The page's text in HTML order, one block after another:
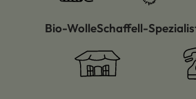
Bio-WolleSchaffell-